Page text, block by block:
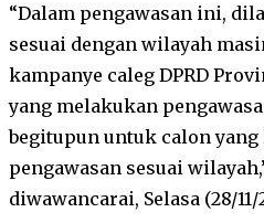
“Dalam pengawasan ini,
sesuai dengan wilayah
kampanye caleg DPRD
yang melakukan
begitupun untuk calon
pengawasan sesuai
diwawancarai, Selasa (28/11/